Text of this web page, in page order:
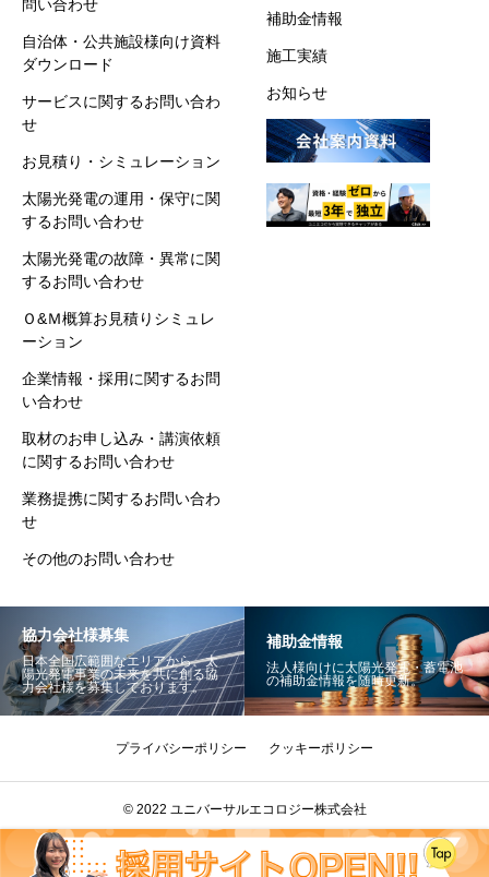
問い合わせ
自治体・公共施設様向け資料
ダウンロード
サービスに関するお問い合わ
せ
お見積り・シミュレーション
太陽光発電の運用・保守に関
するお問い合わせ
太陽光発電の故障・異常に関
するお問い合わせ
Ｏ&Ｍ概算お見積りシミュレ
ーション
企業情報・採用に関するお問
い合わせ
取材のお申し込み・講演依頼
に関するお問い合わせ
業務提携に関するお問い合わ
せ
その他のお問い合わせ
補助金情報
施工実績
お知らせ
協力会社様募集
日本全国広範囲なエリアから、太
陽光発電事業の未来を共に創る協
力会社様を募集しております。
補助金情報
法人様向けに太陽光発電・蓄電池
の補助金情報を随時更新。
プライバシーポリシー クッキーポリシー
© 2022 ユニバーサルエコロジー株式会社